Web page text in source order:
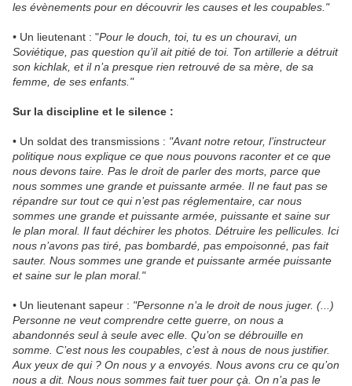
les évènements pour en découvrir les causes et les coupables."
• Un lieutenant : "Pour le douch, toi, tu es un chouravi, un
Soviétique, pas question qu’il ait pitié de toi. Ton artillerie a détruit
son kichlak, et il n’a presque rien retrouvé de sa mère, de sa
femme, de ses enfants."
Sur la discipline et le silence :
• Un soldat des transmissions : "Avant notre retour, l’instructeur
politique nous explique ce que nous pouvons raconter et ce que
nous devons taire. Pas le droit de parler des morts, parce que
nous sommes une grande et puissante armée. Il ne faut pas se
répandre sur tout ce qui n’est pas réglementaire, car nous
sommes une grande et puissante armée, puissante et saine sur
le plan moral. Il faut déchirer les photos. Détruire les pellicules. Ici
nous n’avons pas tiré, pas bombardé, pas empoisonné, pas fait
sauter. Nous sommes une grande et puissante armée puissante
et saine sur le plan moral."
• Un lieutenant sapeur : "Personne n’a le droit de nous juger. (...)
Personne ne veut comprendre cette guerre, on nous a
abandonnés seul à seule avec elle. Qu’on se débrouille en
somme. C’est nous les coupables, c’est à nous de nous justifier.
Aux yeux de qui ? On nous y a envoyés. Nous avons cru ce qu’on
nous a dit. Nous nous sommes fait tuer pour çà. On n’a pas le